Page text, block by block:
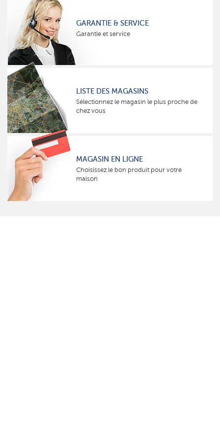
GARANTIE & SERVICE
Garantie et service
LISTE DES MAGASINS
Sélectionnez le magasin le plus proche de
chez vous
MAGASIN EN LIGNE
Choisissez le bon produit pour votre
maison